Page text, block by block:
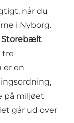
når du
i Nyborg.
Storebælt
tre
er en
på miljøet
går ud over